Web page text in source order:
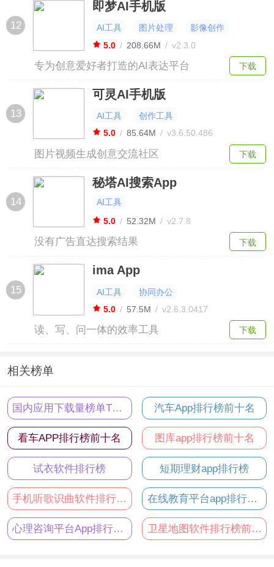
12
即梦AI手机版
AI工具 图片处理
影像创作
5.0 / 208.66M / v2.3.0
专为创意爱好者打造的AI表达平台 下载
13
可灵AI手机版
AI工具
创作工具
5.0 / 85.64M / v3.6.50.486
图片视频生成创意交流社区 下载
14
秘塔AI搜索App
AI工具
5.0 / 52.32M / v2.7.8
没有广告直达搜索结果 下载
15
ima App
AI工具
协同办公
5.0 / 57.5M / v2.6.3.0417
读、写、问一体的效率工具 下载
相关榜单
国内应用下载量榜单TOP50 汽车App排行榜前十名
看车APP排行榜前十名 图库app排行榜前十名
试衣软件排行榜 短期理财app排行榜
手机听歌识曲软件排行榜前十名 在线教育平台app排行榜前十名
心理咨询平台App排行榜前十名 卫星地图软件排行榜前十名